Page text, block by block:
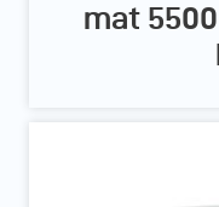
mat